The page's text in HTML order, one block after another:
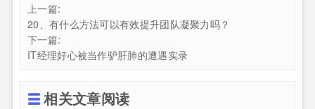
上一篇:
20、有什么方法可以有效提升团队凝聚力吗？
下一篇:
IT经理好心被当作驴肝肺的遭遇实录
相关文章阅读